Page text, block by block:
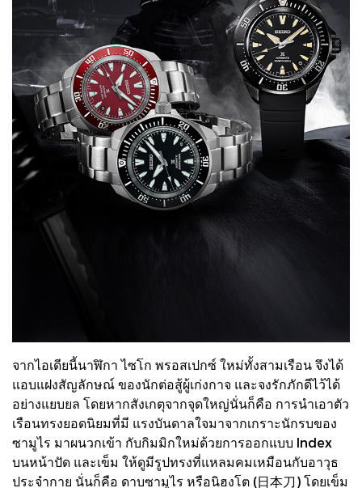
จากไอเดียนี้นาฬิกา ไซโก พรอสเปกซ์ ใหม่ทั้งสามเรือน จึงได้
แอบแฝงสัญลักษณ์ ของนักต่อสู้ผู้เก่งกาจ และจงรักภักดีไว้ได้
อย่างแยบยล โดยหากสังเกตุจากจุดใหญ่นั่นก็คือ การนำเอาตัว
เรือนทรงยอดนิยมที่มี แรงบันดาลใจมาจากเกราะนักรบของ
ซามูไร มาผนวกเข้า กับกิมมิกใหม่ด้วยการออกแบบ Index
บนหน้าปัด และเข็ม ให้ดูมีรูปทรงที่แหลมคมเหมือนกับอาวุธ
ประจำกาย นั่นก็คือ ดาบซามูไร หรือนิฮงโต (日本刀) โดยเข็ม